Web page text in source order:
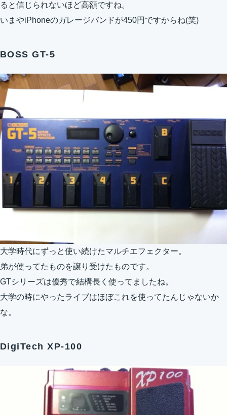
ると信じられないほど高額ですね。
いまやiPhoneのガレージバンドが450円ですからね(笑)
BOSS GT-5
大学時代にずっと使い続けたマルチエフェクター。
弟が使ってたものを譲り受けたものです。
GTシリーズは優秀で結構長く使ってましたね。
大学の時にやったライブはほぼこれを使ってたんじゃないか
な。
DigiTech XP-100